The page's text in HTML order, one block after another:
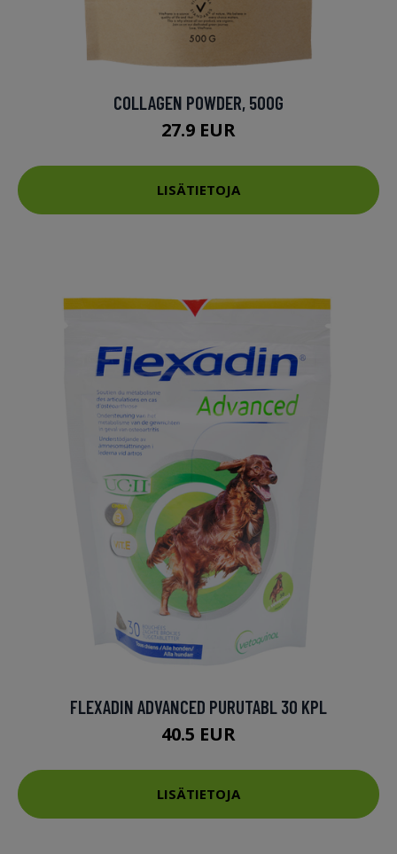
COLLAGEN POWDER, 500G
27.9 EUR
LISÄTIETOJA
FLEXADIN ADVANCED PURUTABL 30 KPL
40.5 EUR
LISÄTIETOJA